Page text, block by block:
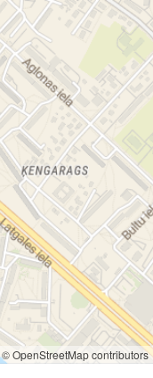
© OpenStreetMap contributors